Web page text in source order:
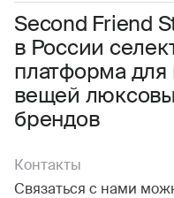
Second Friend
в России
платформа для
вещей
брендов
Контакты
Связаться с нами
Соглашаюсь с условиями
Даю согласие на